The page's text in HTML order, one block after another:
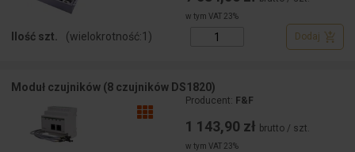
w tym VAT 23%
Ilość szt. (wielokrotność:1 ) Dodaj
Moduł czujników (8 czujników DS1820)
Producent: F&F
1 143,90 zł brutto / szt.
w tym VAT 23%